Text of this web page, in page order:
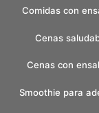
Comidas con
Cenas
Cenas con
Smoothie para